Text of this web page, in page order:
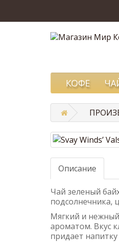
КОФЕ
Описание
Чай зеленый
подсолнечника,
Мягкий и
ароматом. Вкус
придает